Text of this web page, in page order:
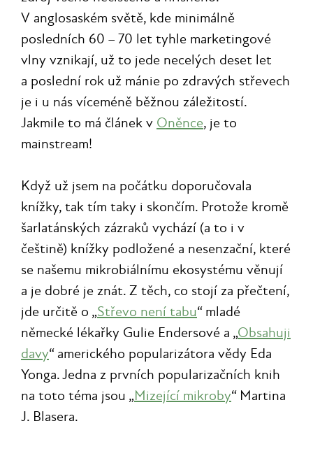
V anglosaském světě, kde minimálně
posledních 60 – 70 let tyhle marketingové
vlny vznikají, už to jede necelých deset let
a poslední rok už mánie po zdravých střevech
je i u nás víceméně běžnou záležitostí.
Jakmile to má článek v Oněnce, je to
mainstream!
Když už jsem na počátku doporučovala
knížky, tak tím taky i skončím. Protože kromě
šarlatánských zázraků vychází (a to i v
češtině) knížky podložené a nesenzační, které
se našemu mikrobiálnímu ekosystému věnují
a je dobré je znát. Z těch, co stojí za přečtení,
jde určitě o „Střevo není tabu“ mladé
německé lékařky Gulie Endersové a „Obsahuji
davy“ amerického popularizátora vědy Eda
Yonga. Jedna z prvních popularizačních knih
na toto téma jsou „Mizející mikroby“ Martina
J. Blasera.